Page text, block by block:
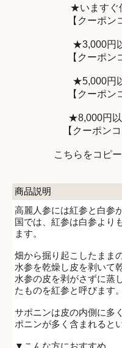
★いますぐ
【クーポン
★3,000円
【クーポン
★5,000円
【クーポン
★8,000円以
【クーポン
こちらをコピ
商品説明
高麗人参には紅参と白参
国では、紅参は白参より
ます。
畑から掘り起こしたまま
水参を乾燥し皮を剥いて
水参の皮を剥がさずに蒸
たものを紅参と呼びます。
サポニンは皮の内側に多
ポニンが多く含まれると
▼こんな方におすすめ